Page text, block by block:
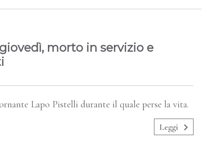
morto in servizio e
Lapo Pistelli durante il quale perse la vita.
Leggi